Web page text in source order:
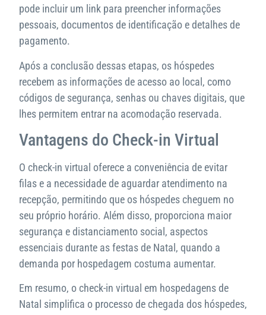
pode incluir um link para preencher informações
pessoais, documentos de identificação e detalhes de
pagamento.
Após a conclusão dessas etapas, os hóspedes
recebem as informações de acesso ao local, como
códigos de segurança, senhas ou chaves digitais, que
lhes permitem entrar na acomodação reservada.
Vantagens do Check-in Virtual
O check-in virtual oferece a conveniência de evitar
filas e a necessidade de aguardar atendimento na
recepção, permitindo que os hóspedes cheguem no
seu próprio horário. Além disso, proporciona maior
segurança e distanciamento social, aspectos
essenciais durante as festas de Natal, quando a
demanda por hospedagem costuma aumentar.
Em resumo, o check-in virtual em hospedagens de
Natal simplifica o processo de chegada dos hóspedes,